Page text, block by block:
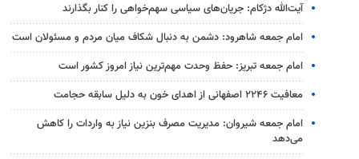
آیت‌الله دژکام: جریان‌های سیاسی سهم‌خواهی را کنار بگذارند
امام جمعه شاهرود: دشمن به دنبال شکاف میان مردم و مسئولان است
امام جمعه تبریز: حفظ وحدت مهم‌ترین نیاز امروز کشور است
معافیت ۲۲۴۶ اصفهانی از اهدای خون به دلیل سابقه حجامت
امام جمعه شیروان: مدیریت مصرف بنزین نیاز به واردات را کاهش
می‌دهد